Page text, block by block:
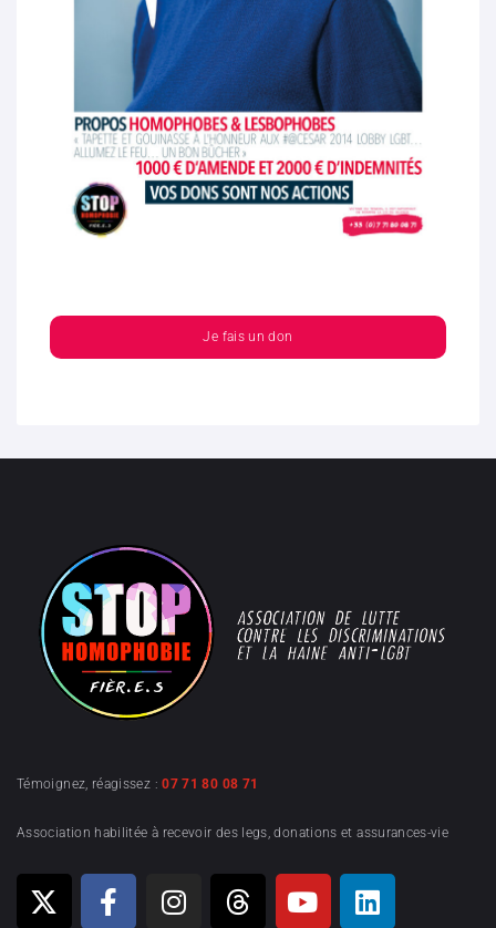
Je fais un don
Témoignez, réagissez :07 71 80 08 71
Association habilitée à recevoir des legs, donations et assurances-vie